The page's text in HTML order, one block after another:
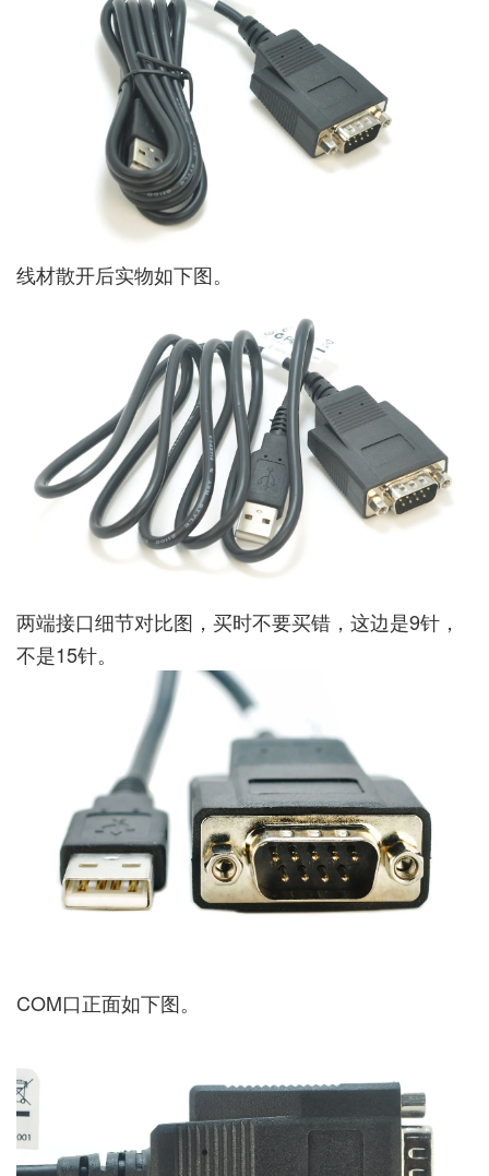
线材散开后实物如下图。
两端接口细节对比图，买时不要买错，这边是9针，
不是15针。
COM口正面如下图。